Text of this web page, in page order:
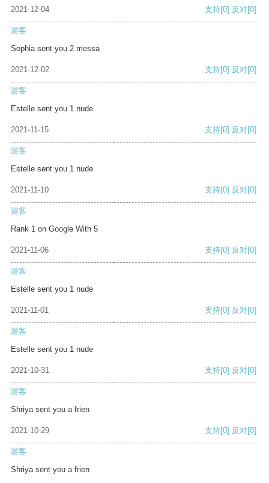
2021-12-04 支持[0] 反对[0]
游客
Sophia sent you 2 messa
2021-12-02 支持[0] 反对[0]
游客
Estelle sent you 1 nude
2021-11-15 支持[0] 反对[0]
游客
Estelle sent you 1 nude
2021-11-10 支持[0] 反对[0]
游客
Rank 1 on Google With 5
2021-11-06 支持[0] 反对[0]
游客
Estelle sent you 1 nude
2021-11-01 支持[0] 反对[0]
游客
Estelle sent you 1 nude
2021-10-31 支持[0] 反对[0]
游客
Shriya sent you a frien
2021-10-29 支持[0] 反对[0]
游客
Shriya sent you a frien